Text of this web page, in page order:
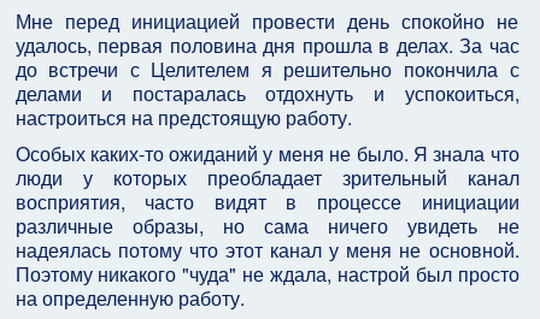
Мне перед инициацией провести день спокойно не
удалось, первая половина дня прошла в делах. За час
до встречи с Целителем я решительно покончила с
делами и постаралась отдохнуть и успокоиться,
настроиться на предстоящую работу.
Особых каких-то ожиданий у меня не было. Я знала что
люди у которых преобладает зрительный канал
восприятия, часто видят в процессе инициации
различные образы, но сама ничего увидеть не
надеялась потому что этот канал у меня не основной.
Поэтому никакого "чуда" не ждала, настрой был просто
на определенную работу.